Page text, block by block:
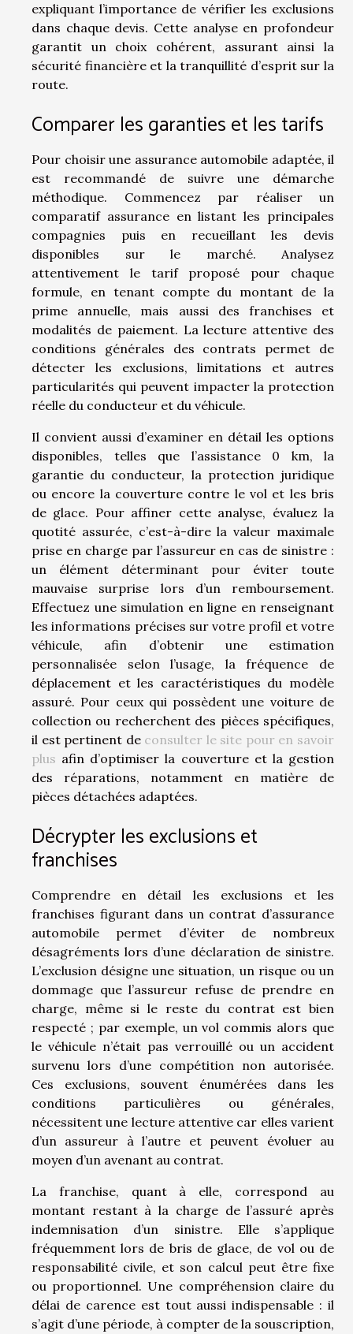
expliquant l’importance de vérifier les exclusions
dans chaque devis. Cette analyse en profondeur
garantit un choix cohérent, assurant ainsi la
sécurité financière et la tranquillité d’esprit sur la
route.
Comparer les garanties et les tarifs
Pour choisir une assurance automobile adaptée, il
est recommandé de suivre une démarche
méthodique. Commencez par réaliser un
comparatif assurance en listant les principales
compagnies puis en recueillant les devis
disponibles sur le marché. Analysez
attentivement le tarif proposé pour chaque
formule, en tenant compte du montant de la
prime annuelle, mais aussi des franchises et
modalités de paiement. La lecture attentive des
conditions générales des contrats permet de
détecter les exclusions, limitations et autres
particularités qui peuvent impacter la protection
réelle du conducteur et du véhicule.
Il convient aussi d’examiner en détail les options
disponibles, telles que l’assistance 0 km, la
garantie du conducteur, la protection juridique
ou encore la couverture contre le vol et les bris
de glace. Pour affiner cette analyse, évaluez la
quotité assurée, c’est-à-dire la valeur maximale
prise en charge par l’assureur en cas de sinistre :
un élément déterminant pour éviter toute
mauvaise surprise lors d’un remboursement.
Effectuez une simulation en ligne en renseignant
les informations précises sur votre profil et votre
véhicule, afin d’obtenir une estimation
personnalisée selon l’usage, la fréquence de
déplacement et les caractéristiques du modèle
assuré. Pour ceux qui possèdent une voiture de
collection ou recherchent des pièces spécifiques,
il est pertinent de consulter le site pour en savoir
plus afin d’optimiser la couverture et la gestion
des réparations, notamment en matière de
pièces détachées adaptées.
Décrypter les exclusions et
franchises
Comprendre en détail les exclusions et les
franchises figurant dans un contrat d’assurance
automobile permet d’éviter de nombreux
désagréments lors d’une déclaration de sinistre.
L’exclusion désigne une situation, un risque ou un
dommage que l’assureur refuse de prendre en
charge, même si le reste du contrat est bien
respecté ; par exemple, un vol commis alors que
le véhicule n’était pas verrouillé ou un accident
survenu lors d’une compétition non autorisée.
Ces exclusions, souvent énumérées dans les
conditions particulières ou générales,
nécessitent une lecture attentive car elles varient
d’un assureur à l’autre et peuvent évoluer au
moyen d’un avenant au contrat.
La franchise, quant à elle, correspond au
montant restant à la charge de l’assuré après
indemnisation d’un sinistre. Elle s’applique
fréquemment lors de bris de glace, de vol ou de
responsabilité civile, et son calcul peut être fixe
ou proportionnel. Une compréhension claire du
délai de carence est tout aussi indispensable : il
s’agit d’une période, à compter de la souscription,